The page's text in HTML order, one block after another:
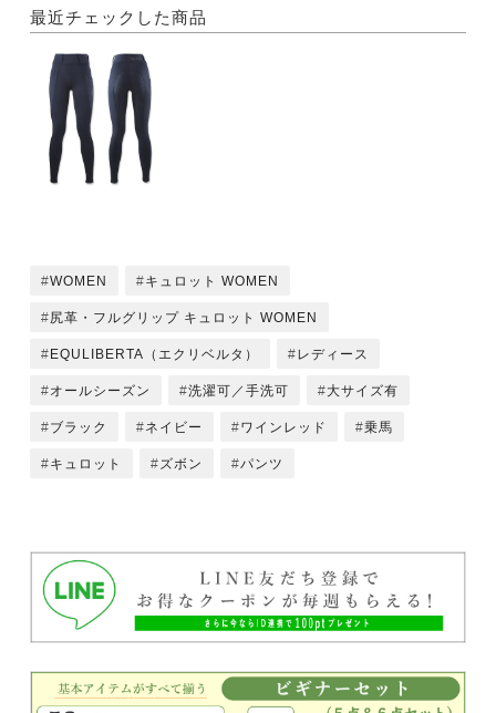
最近チェックした商品
WOMEN キュロット WOMEN
尻革・フルグリップ キュロット WOMEN
EQULIBERTA（エクリベルタ） レディース
オールシーズン 洗濯可／手洗可 大サイズ有
ブラック ネイビー ワインレッド 乗馬
キュロット ズボン パンツ